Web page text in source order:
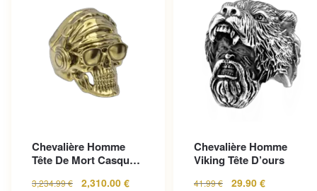
Chevalière Homme
Tête De Mort Casque
3,234.99€ 2,310.00 €
Chevalière Homme
Viking Tête D’ours
41.99€ 29.90 €